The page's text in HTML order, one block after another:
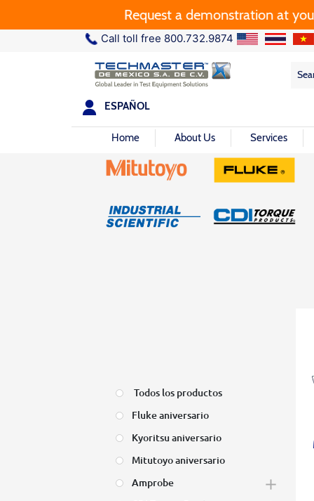
Request a demonstration at your plant.
Call toll free 800.732.9874
ESPAÑOL
Home About Us Services
Todos los productos
Fluke aniversario
Kyoritsu aniversario
Mitutoyo aniversario
Amprobe